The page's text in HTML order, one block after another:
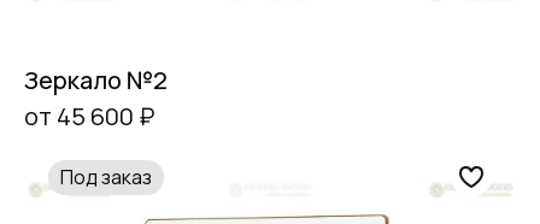
Зеркало №2
от 45 600 ₽
Под заказ